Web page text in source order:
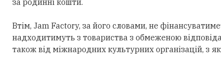
за родинні кошти.
Втім, Jam Factory, за його словами, не
надходитимуть з товариства з обмеженою
також від міжнародних культурних організацій, з